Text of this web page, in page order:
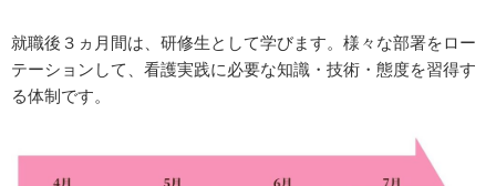
就職後３ヵ月間は、研修生として学びます。様々な部署をロー
テーションして、看護実践に必要な知識・技術・態度を習得す
る体制です。